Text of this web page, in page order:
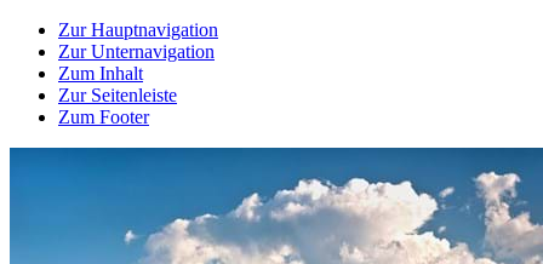
Zur Hauptnavigation
Zur Unternavigation
Zum Inhalt
Zur Seitenleiste
Zum Footer